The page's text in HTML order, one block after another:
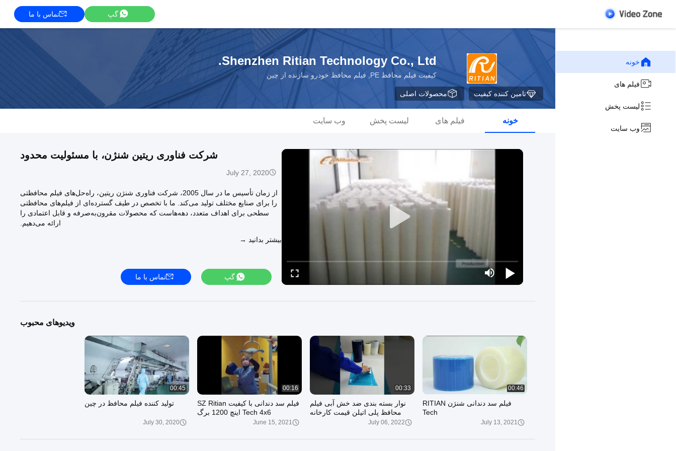
گپ تماس با ما
خونه
فیلم های
لیست پخش
وب سایت
Shenzhen Ritian Technology Co., Ltd.
کیفیت فیلم محافظ PE, فیلم محافظ خودرو سازنده از چین
تامین کننده کیفیت محصولات اصلی
خونه فیلم های لیست پخش وب سایت
شرکت فناوری ریتین شنژن، با مسئولیت محدود
July 27, 2020
از زمان تأسیس ما در سال 2005، شرکت فناوری شنژن ریتین، راه‌حل‌های فیلم محافظتی
را برای صنایع مختلف تولید می‌کند. ما با تخصص در طیف گسترده‌ای از فیلم‌های محافظتی
سطحی برای اهداف متعدد، دهه‌هاست که محصولات مقرون‌به‌صرفه و قابل اعتمادی را
ارائه می‌دهیم.
بیشتر بدانید →
گپ تماس با ما
ویدیوهای محبوب
00:46
فیلم سد دندانی شنژن RITIAN
Tech
July 13, 2021
00:33
نوار بسته بندی ضد خش آبی فیلم
محافظ پلی اتیلن قیمت کارخانه
July 06, 2022
00:16
فیلم سد دندانی با کیفیت SZ Ritian
Tech 4x6 اینچ 1200 برگ
June 15, 2021
00:45
تولید کننده فیلم محافظ در چین
July 30, 2020